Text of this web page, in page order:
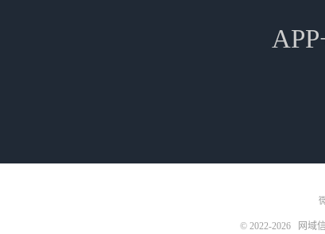
© 2022-2026 网域